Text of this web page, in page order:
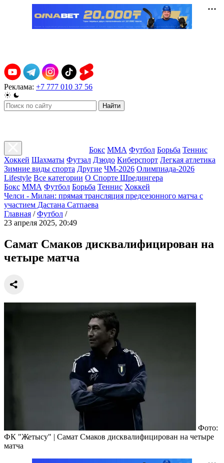
Реклама: +7 777 010 37 56
Найти
Бокс ММА Футбол Борьба Теннис
Хоккей Шахматы Футзал Дзюдо Киберспорт Легкая атлетика
Зимние виды спорта Другие ЧМ-2026 Олимпиада-2026
Lifestyle Все категории О Спорте Шредингера
Бокс ММА Футбол Борьба Теннис Хоккей
Челси - Милан: прямая трансляция предсезонного матча с
участием Дастана Сатпаева
Главная / Футбол /
23 апреля 2025, 20:49
Самат Смаков дисквалифицирован на
четыре матча
Фото:
ФК "Жетысу" | Самат Смаков дисквалифицирован на четыре
матча